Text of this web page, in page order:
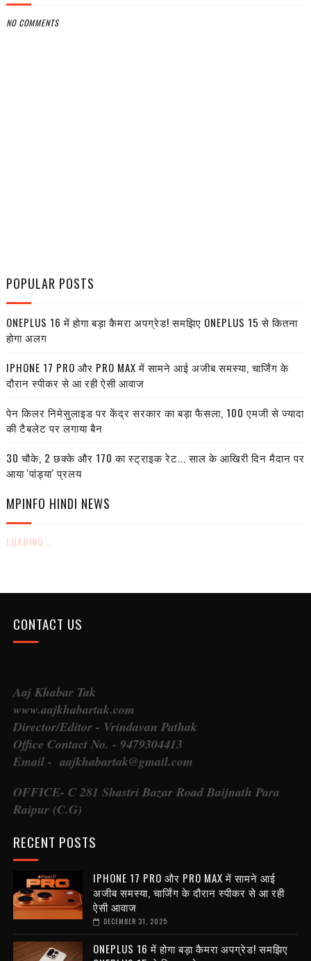
NO COMMENTS
POPULAR POSTS
ONEPLUS 16 में होगा बड़ा कैमरा अपग्रेड! समझिए ONEPLUS 15 से कितना
होगा अलग
IPHONE 17 PRO और PRO MAX में सामने आई अजीब समस्या, चार्जिंग के
दौरान स्पीकर से आ रही ऐसी आवाज
पेन किलर निमेसुलाइड पर केंद्र सरकार का बड़ा फैसला, 100 एमजी से ज्यादा
की टैबलेट पर लगाया बैन
30 चौके, 2 छक्के और 170 का स्ट्राइक रेट... साल के आखिरी दिन मैदान पर
आया 'पांड्या' प्रलय
MPINFO HINDI NEWS
LOADING...
CONTACT US
Aaj Khabar Tak
www.aajkhabartak.com
Director/Editor - Vrindavan Pathak
Office Contact No. - 9479304413
Email - aajkhabartak@gmail.com
OFFICE- C 281 Shastri Bazar Road Baijnath Para
Raipur (C.G)
RECENT POSTS
IPHONE 17 PRO और PRO MAX में सामने आई
अजीब समस्या, चार्जिंग के दौरान स्पीकर से आ रही
ऐसी आवाज
DECEMBER 31, 2025
ONEPLUS 16 में होगा बड़ा कैमरा अपग्रेड! समझिए